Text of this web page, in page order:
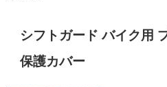
シフトガード バイク用
保護カバー